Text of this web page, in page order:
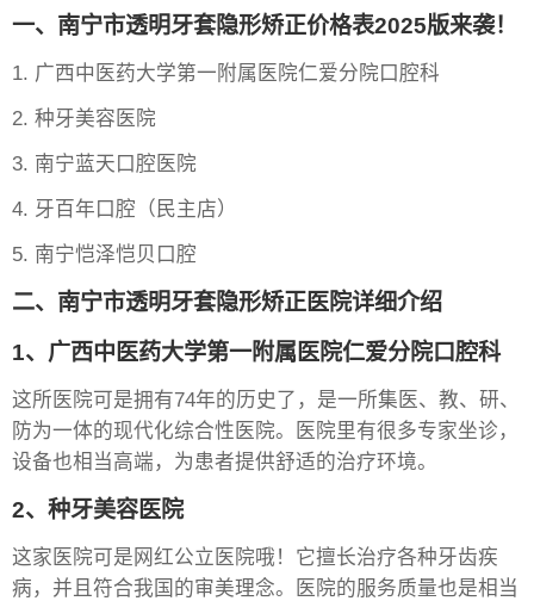
一、南宁市透明牙套隐形矫正价格表2025版来袭！
1. 广西中医药大学第一附属医院仁爱分院口腔科
2. 种牙美容医院
3. 南宁蓝天口腔医院
4. 牙百年口腔（民主店）
5. 南宁恺泽恺贝口腔
二、南宁市透明牙套隐形矫正医院详细介绍
1、广西中医药大学第一附属医院仁爱分院口腔科
这所医院可是拥有74年的历史了，是一所集医、教、研、
防为一体的现代化综合性医院。医院里有很多专家坐诊，
设备也相当高端，为患者提供舒适的治疗环境。
2、种牙美容医院
这家医院可是网红公立医院哦！它擅长治疗各种牙齿疾
病，并且符合我国的审美理念。医院的服务质量也是相当